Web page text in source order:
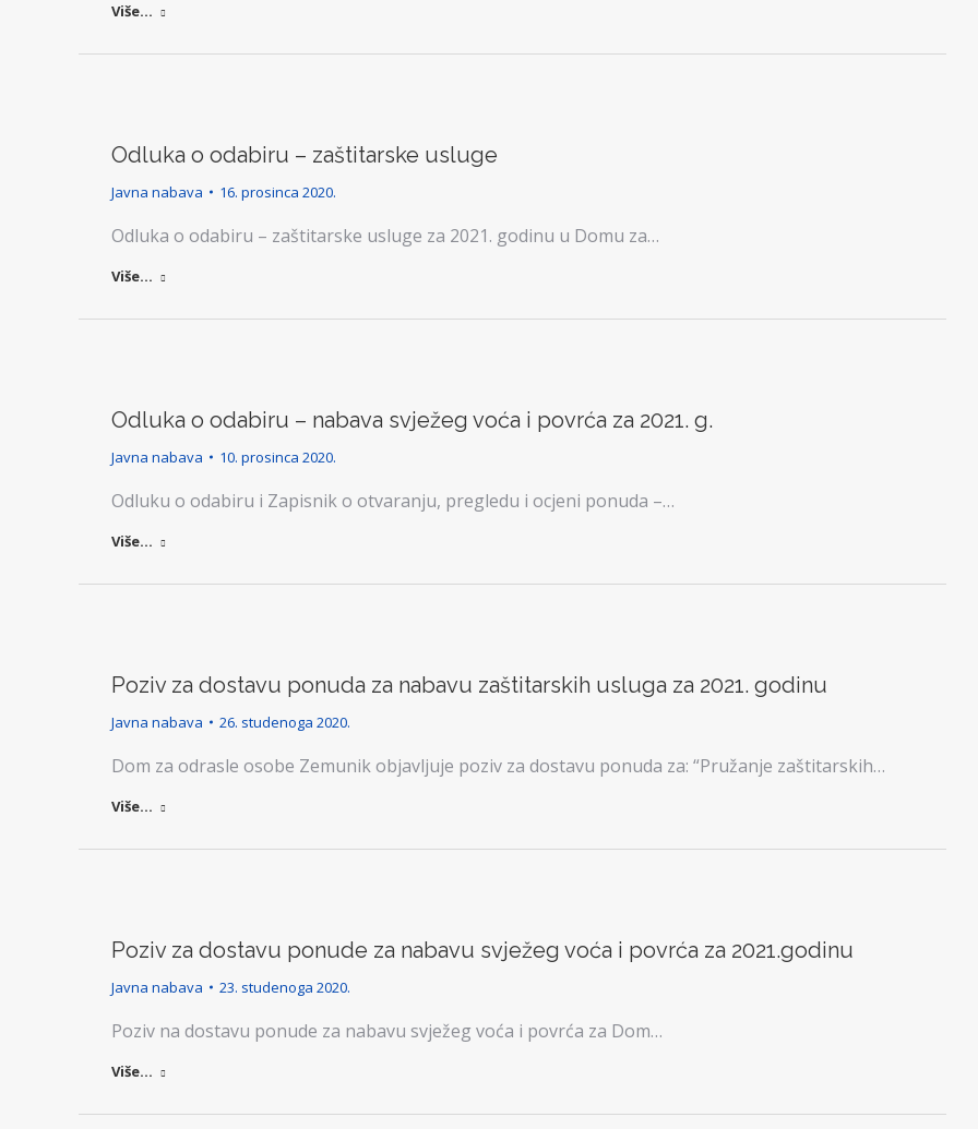
Više...
Odluka o odabiru – zaštitarske usluge
Javna nabava 16. prosinca 2020.
Odluka o odabiru – zaštitarske usluge za 2021. godinu u Domu za…
Više...
Odluka o odabiru – nabava svježeg voća i povrća za 2021. g.
Javna nabava 10. prosinca 2020.
Odluku o odabiru i Zapisnik o otvaranju, pregledu i ocjeni ponuda –…
Više...
Poziv za dostavu ponuda za nabavu zaštitarskih usluga za 2021. godinu
Javna nabava 26. studenoga 2020.
Dom za odrasle osobe Zemunik objavljuje poziv za dostavu ponuda za: “Pružanje zaštitarskih…
Više...
Poziv za dostavu ponude za nabavu svježeg voća i povrća za 2021.godinu
Javna nabava 23. studenoga 2020.
Poziv na dostavu ponude za nabavu svježeg voća i povrća za Dom…
Više...